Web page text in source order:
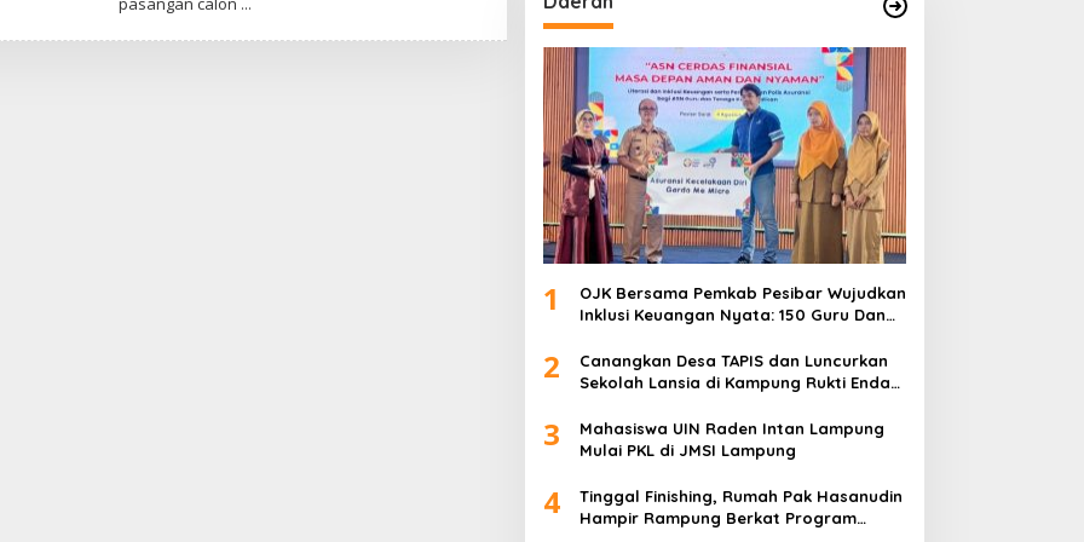
D
1
OJK Bersama Pemkab Pesibar Wujudkan
Inklusi Keuangan Nyata: 150 Guru Dan
Jiwa
2
Canangkan Desa TAPIS dan Luncurkan
Sekolah Lansia di Kampung Rukti Endah,
Pembangunan SDM Dimulai dari Desa
3
Mahasiswa UIN Raden Intan Lampung
Mulai PKL di JMSI Lampung
4
Tinggal Finishing, Rumah Pak Hasanudin
Hampir Rampung Berkat Program